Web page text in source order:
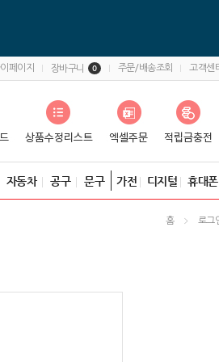
페이지 장바구니 0 주문/배송조회 고객센
자동차 공구 문구 가전 디지털 휴대폰
홈 로그